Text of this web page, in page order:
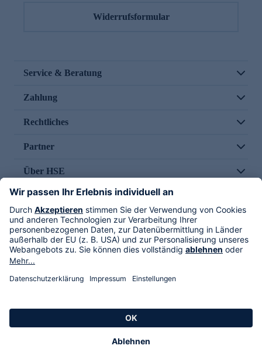
Widerrufsformular
Service & Beratung
Zahlung
Rechtliches
Partner
Über HSE
Im TV
HSE International